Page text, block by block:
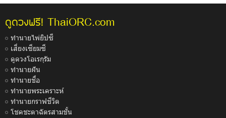
ดูดวงฟรี! ThaiORC.com
ทำนายไพ่ยิปซี
เสี่ยงเซียมซี
ดูดวงโอเรกุรัม
ทำนายฝัน
ทำนายชื่อ
ทำนายพระเคราะห์
ทำนายกราฟชีวิต
โชคชะตาฉัตรสามชั้น